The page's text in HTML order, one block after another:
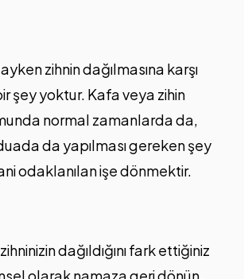
zihnin dağılmasına karşı
şey yoktur. Kafa veya zihin
normal zamanlarda da,
da yapılması gereken şey
odaklanılan işe dönmektir.
dağıldığını fark ettiğiniz